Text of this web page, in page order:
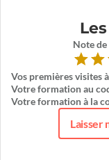
Note
Vos premières visites
Votre formation au
Votre formation à la
Laisser